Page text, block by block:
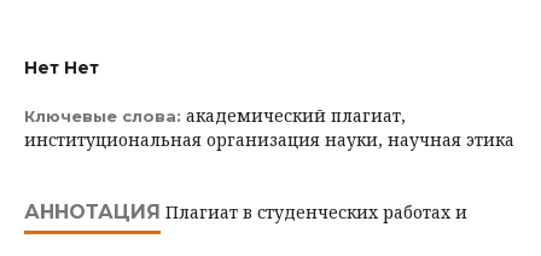
Нет Нет
Ключевые слова: академический плагиат,
институциональная организация науки, научная этика
АННОТАЦИЯ Плагиат в студенческих работах и